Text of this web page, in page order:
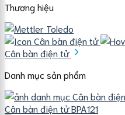
Thương hiệu
Cân bàn điện tử
Danh mục sản phẩm
Cân bàn điện tử BPA121